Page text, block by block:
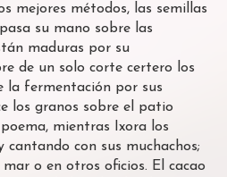
mejores métodos, las semillas
su mano sobre las
maduras por su
de un solo corte certero los
la fermentación por sus
los granos sobre el patio
mientras Ixora los
cantando con sus muchachos;
o en otros oficios. El cacao